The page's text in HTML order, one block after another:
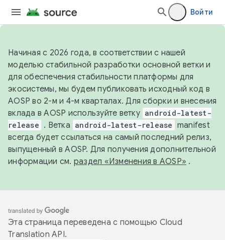
Войти
Начиная с 2026 года, в соответствии с нашей
моделью стабильной разработки основной ветки и
для обеспечения стабильности платформы для
экосистемы, мы будем публиковать исходный код в
AOSP во 2-м и 4-м кварталах. Для сборки и внесения
вклада в AOSP используйте ветку android-latest-
release . Ветка android-latest-release manifest
всегда будет ссылаться на самый последний релиз,
выпущенный в AOSP. Для получения дополнительной
информации см. раздел «Изменения в AOSP» .
Эта страница переведена с помощью Cloud
Translation API.